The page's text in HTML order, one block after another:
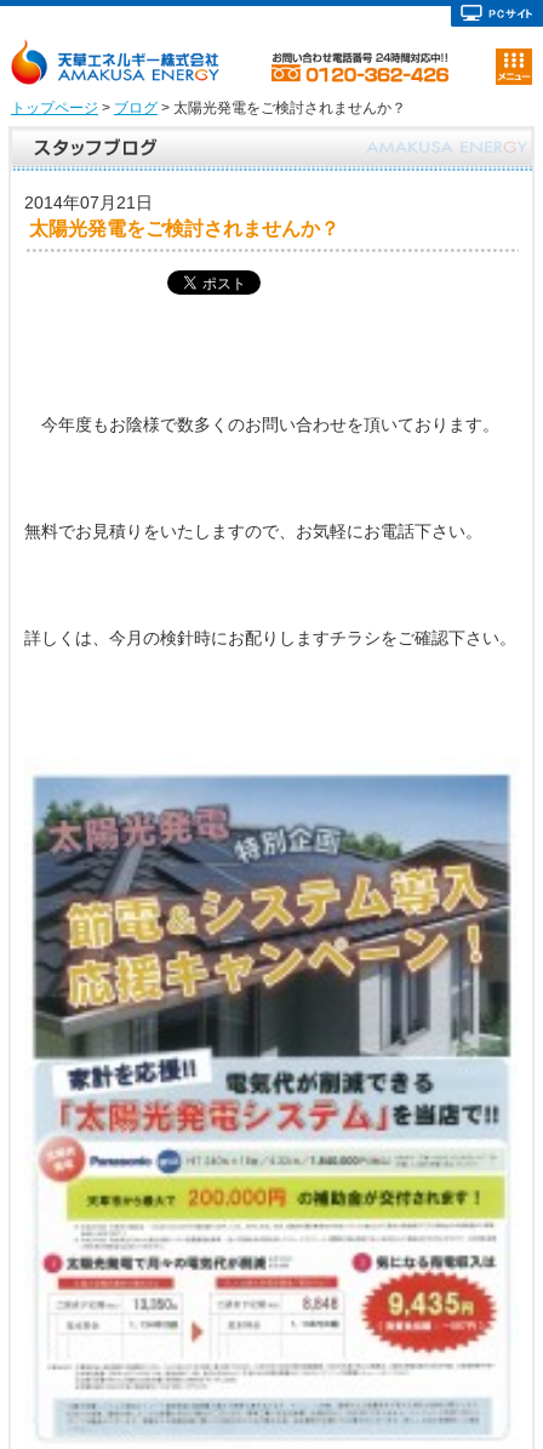
トップページ > ブログ> 太陽光発電をご検討されませんか？
2014年07月21日
太陽光発電をご検討されませんか？
今年度もお陰様で数多くのお問い合わせを頂いております。
無料でお見積りをいたしますので、お気軽にお電話下さい。
詳しくは、今月の検針時にお配りしますチラシをご確認下さい。